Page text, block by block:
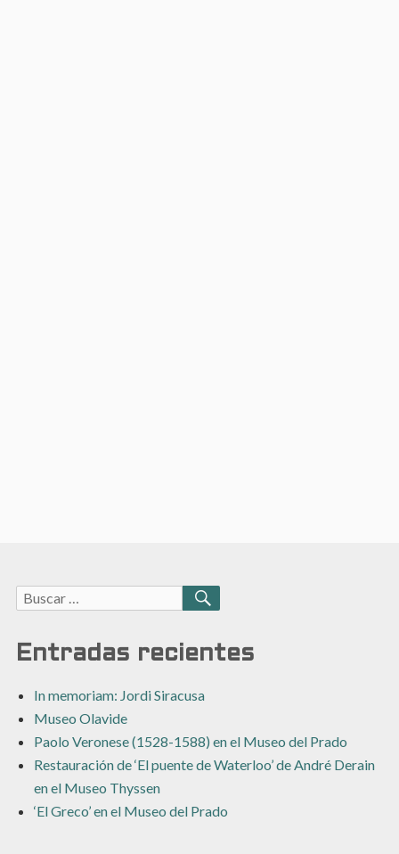
Buscar:
BUSCAR
Entradas recientes
In memoriam: Jordi Siracusa
Museo Olavide
Paolo Veronese (1528-1588) en el Museo del Prado
Restauración de ‘El puente de Waterloo’ de André Derain
en el Museo Thyssen
‘El Greco’ en el Museo del Prado